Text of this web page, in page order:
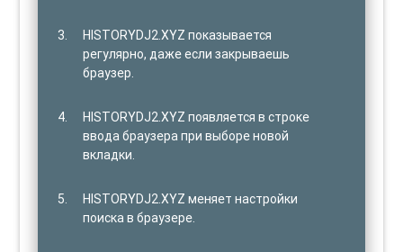
HISTORYDJ2.XYZ показывается
регулярно, даже если закрываешь
браузер.
HISTORYDJ2.XYZ появляется в строке
ввода браузера при выборе новой
вкладки.
HISTORYDJ2.XYZ меняет настройки
поиска в браузере.